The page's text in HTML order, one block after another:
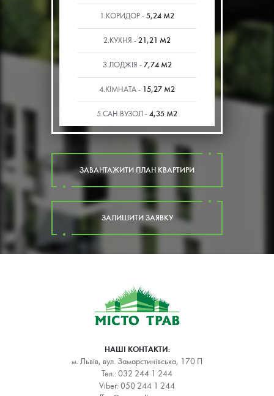
1.КОРИДОР - 5,24 М2
2.КУХНЯ - 21,21 М2
3.ЛОДЖІЯ - 7,74 М2
4.КІМНАТА - 15,27 М2
5.САН.ВУЗОЛ - 4,35 М2
ЗАВАНТАЖИТИ ПЛАН КВАРТИРИ
ЗАЛИШИТИ ЗАЯВКУ
НАШІ КОНТАКТИ:
м. Львів, вул. Замарстинівська, 170 П
Тел.: 032 244 1 244
Viber: 050 244 1 244